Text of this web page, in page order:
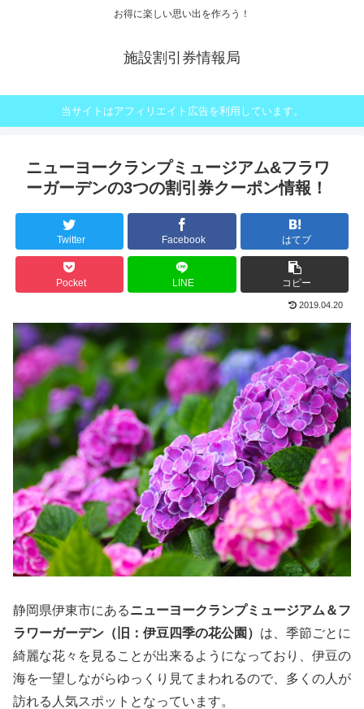
お得に楽しい思い出を作ろう！
施設割引券情報局
当サイトはアフィリエイト広告を利用しています。
ニューヨークランプミュージアム&フラワ
ーガーデンの3つの割引券クーポン情報！
Twitter Facebook はてブ
Pocket LINE コピー
2019.04.20
静岡県伊東市にあるニューヨークランプミュージアム＆フ
ラワーガーデン（旧：伊豆四季の花公園） は、季節ごとに
綺麗な花々を見ることが出来るようになっており、伊豆の
海を一望しながらゆっくり見てまわれるので、多くの人が
訪れる人気スポットとなっています。